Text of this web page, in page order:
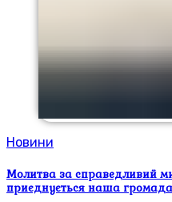
Новини
Молитва за справедливий
приєднується наша громада